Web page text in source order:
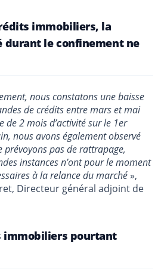
immobiliers, la
durant le confinement ne
nous constatons une baisse
de crédits entre mars et mai
de 2 mois d’activité sur le 1er
nous avons également observé
prévoyons pas de rattrapage,
instances n’ont pour le moment
à la relance du marché»,
Directeur général adjoint de
immobiliers pourtant